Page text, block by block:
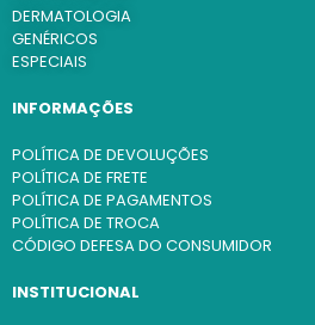
DERMATOLOGIA
GENÉRICOS
ESPECIAIS
INFORMAÇÕES
POLÍTICA DE DEVOLUÇÕES
POLÍTICA DE FRETE
POLÍTICA DE PAGAMENTOS
POLÍTICA DE TROCA
CÓDIGO DEFESA DO CONSUMIDOR
INSTITUCIONAL